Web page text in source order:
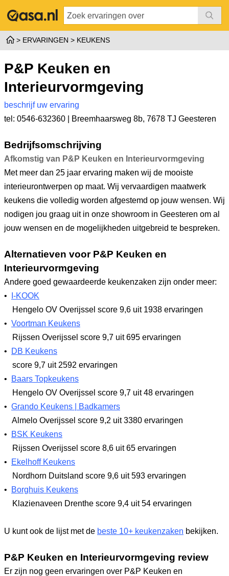
ERVARINGEN KEUKENS
P&P Keuken en
Interieurvormgeving
beschrijf uw ervaring
tel: 0546-632360 |
Breemhaarsweg 8b, 7678 TJ Geesteren
Bedrijfsomschrijving
Afkomstig van P&P Keuken en Interieurvormgeving
Met meer dan 25 jaar ervaring maken wij de mooiste
interieurontwerpen op maat. Wij vervaardigen maatwerk
keukens die volledig worden afgestemd op jouw wensen. Wij
nodigen jou graag uit in onze showroom in Geesteren om al
jouw wensen en de mogelijkheden uitgebreid te bespreken.
Alternatieven voor P&P Keuken en
Interieurvormgeving
Andere goed gewaardeerde keukenzaken zijn onder meer:
•
I-KOOK
Hengelo OV Overijssel score 9,6 uit 1938 ervaringen
• Voortman Keukens
Rijssen Overijssel score 9,7 uit 695 ervaringen
•
DB Keukens
score 9,7 uit 2592 ervaringen
•
Baars Topkeukens
Hengelo OV Overijssel score 9,7 uit 48 ervaringen
• Grando Keukens | Badkamers
Almelo Overijssel score 9,2 uit 3380 ervaringen
•
BSK Keukens
Rijssen Overijssel score 8,6 uit 65 ervaringen
•
Ekelhoff Keukens
Nordhorn Duitsland score 9,6 uit 593 ervaringen
•
Borghuis Keukens
Klazienaveen Drenthe score 9,4 uit 54 ervaringen
U kunt ook de lijst met de beste 10+ keukenzaken bekijken.
P&P Keuken en Interieurvormgeving review
Er zijn nog geen ervaringen over P&P Keuken en